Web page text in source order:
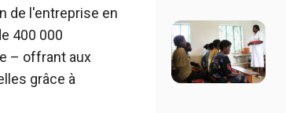
de l'entreprise en
400 000
– offrant aux
grâce à